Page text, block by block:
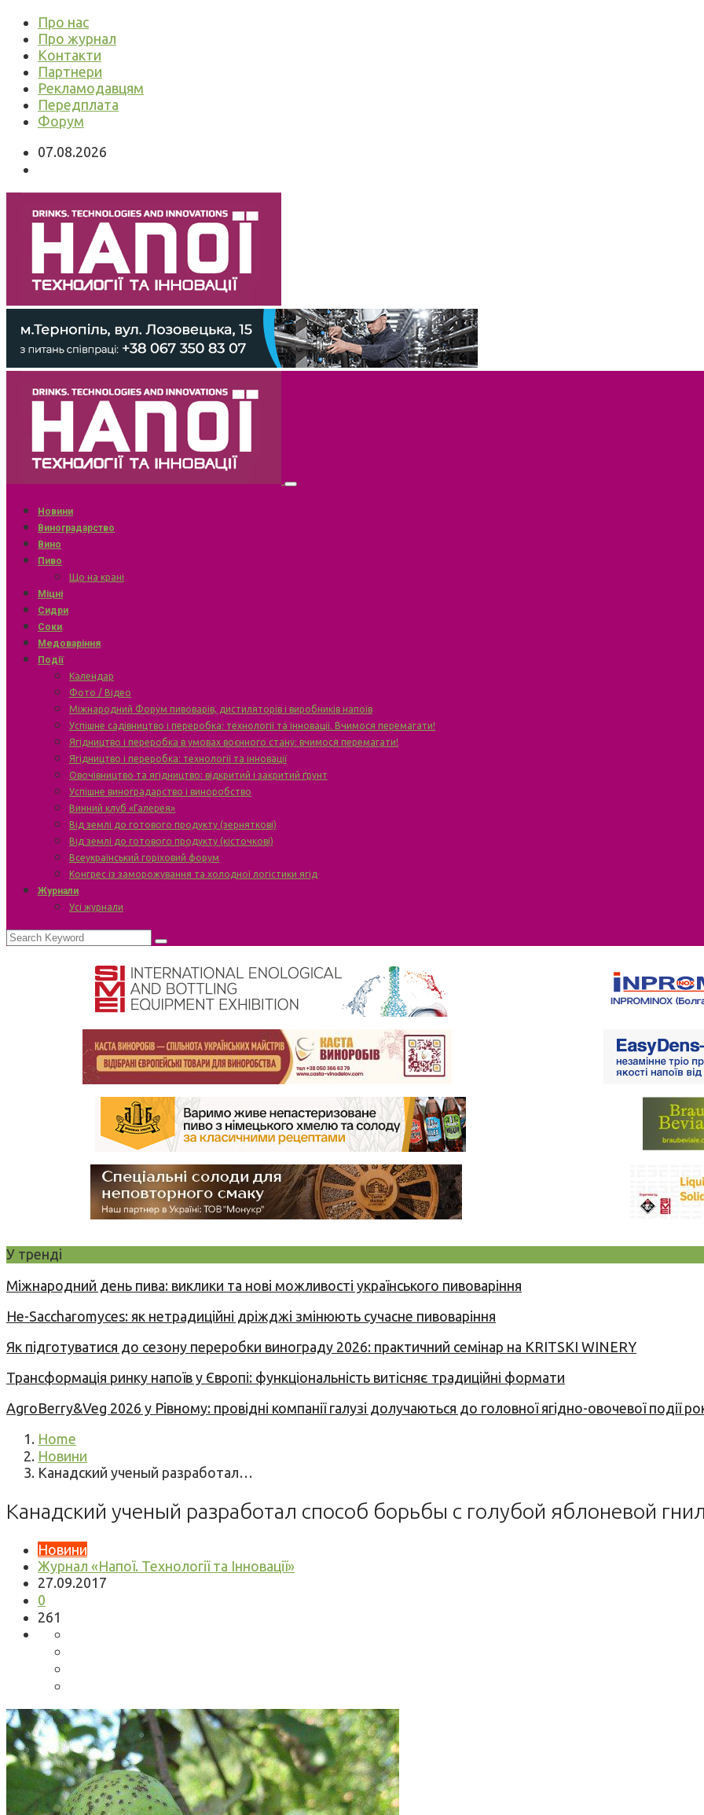
Про нас
Про журнал
Контакти
Партнери
Рекламодавцям
Передплата
Форум
07.08.2026
Новини
Виноградарство
Вино
Пиво
Що на крані
Міцні
Сидри
Соки
Медоваріння
Події
Календар
Фото / Відео
Міжнародний Форум пивоварів, дистиляторів і виробників напоїв
Успішне садівництво і переробка: технології та інновації. Вчимося перемагати!
Ягідництво і переробка в умовах воєнного стану: вчимося перемагати!
Ягідництво і переробка: технології та інновації
Овочівництво та ягідництво: відкритий і закритий ґрунт
Успішне виноградарство і виноробство
Винний клуб «Галерея»
Від землі до готового продукту (зерняткові)
Від землі до готового продукту (кісточкові)
Всеукраїнський горіховий форум
Конгрес із заморожування та холодної логістики ягід
Журнали
Усі журнали
У тренді
Міжнародний день пива: виклики та нові можливості українського пивоваріння
Не-Saccharomyces: як нетрадиційні дріжджі змінюють сучасне пивоваріння
Як підготуватися до сезону переробки винограду 2026: практичний семінар на KRITSKI WINERY
Трансформація ринку напоїв у Європі: функціональність витісняє традиційні формати
AgroBerry&Veg 2026 у Рівному: провідні компанії галузі долучаються до головної ягідно-овочевої події
Home
Новини
Канадский ученый разработал…
Канадский ученый разработал способ борьбы с голубой яблоневой
Новини
Журнал «Напої. Технології та Інновації»
27.09.2017
0
261